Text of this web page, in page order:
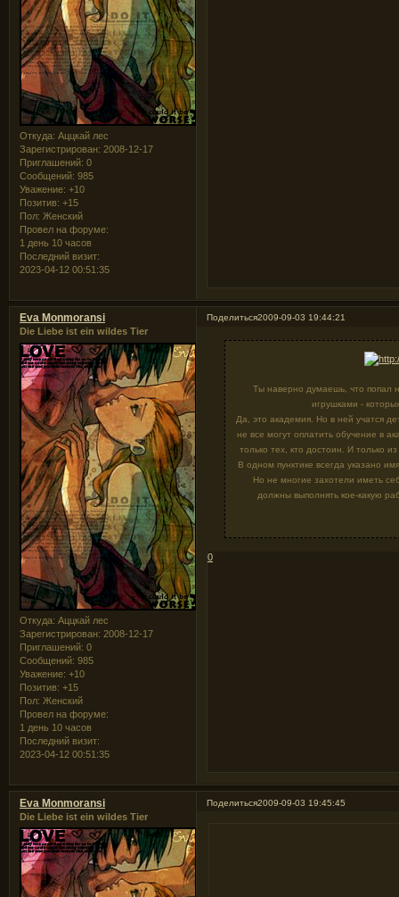
Откуда: Аццкай лес
Зарегистрирован: 2008-12-17
Приглашений: 0
Сообщений: 985
Уважение: +10
Позитив: +15
Пол: Женский
Провел на форуме:
1 день 10 часов
Последний визит:
2023-04-12 00:51:35
Поделиться2009-09-03 19:44:21
Eva Monmoransi
Die Liebe ist ein wildes Tier
Откуда: Аццкай лес
Зарегистрирован: 2008-12-17
Приглашений: 0
Сообщений: 985
Уважение: +10
Позитив: +15
Пол: Женский
Провел на форуме:
1 день 10 часов
Последний визит:
2023-04-12 00:51:35
Ты наверно думаешь, что
игрушками -
Да, это академия. Но в ней учатся
не все могут оплатить обучение в
только тех, кто достоин. И только
В одном пунктике всегда указано
Но не многие захотели иметь
должны выполнять кое-какую
0
Поделиться2009-09-03 19:45:45
Eva Monmoransi
Die Liebe ist ein wildes Tier